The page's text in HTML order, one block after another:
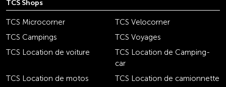
TCS Shops
TCS Microcorner
TCS Velocorner
TCS Campings
TCS Voyages
TCS Location de voiture
TCS Location de Camping-
car
TCS Location de motos
TCS Location de camionnette